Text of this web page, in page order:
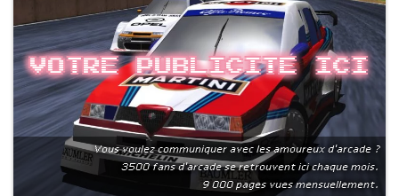
Votre publicite ici
Vous voulez communiquer avec les amoureux d'arcade ?
3500 fans d'arcade se retrouvent ici chaque mois.
9 000 pages vues mensuellement.